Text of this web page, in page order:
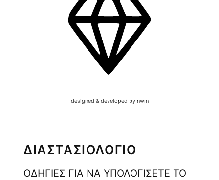
designed & developed by nwm
ΔΙΑΣΤΑΣΙΟΛΟΓΙΟ
ΟΔΗΓΙΕΣ ΓΙΑ ΝΑ ΥΠΟΛΟΓΙΣΕΤΕ ΤΟ